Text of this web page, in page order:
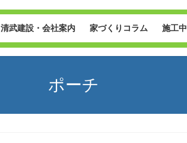
清武建設・会社案内 家づくりコラム 施工中
ポーチ